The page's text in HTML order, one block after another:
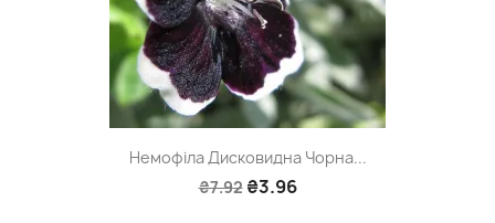
Немофіла Дисковидна Чорна...
₴7.92 ₴3.96